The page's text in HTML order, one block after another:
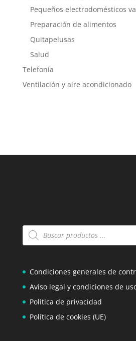
Pequeños electrodomésticos
Preparación de alimentos
Quitapelusas
Salud
Telefonía
Ventilación y aire acondicionado
Búsqueda
de
Condiciones generales de
Aviso legal y condiciones de
Politica de privacidad
Política de cookies (UE)